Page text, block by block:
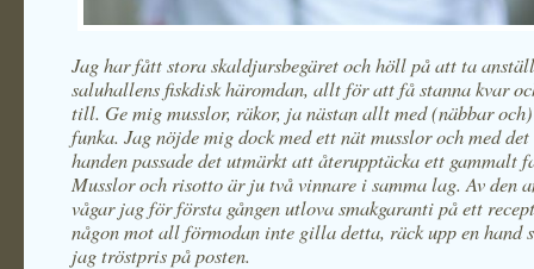
Jag har fått stora skaldjursbegäret och höll på att ta
saluhallens fiskdisk häromdan, allt för att få stanna kvar
till. Ge mig musslor, räkor, ja nästan allt med (näbbar
funka. Jag nöjde mig dock med ett nät musslor och med
handen passade det utmärkt att återupptäcka ett gammalt
Musslor och risotto är ju två vinnare i samma lag. Av den
vågar jag för första gången utlova smakgaranti på ett
någon mot all förmodan inte gilla detta, räck upp en hand
jag tröstpris på posten.